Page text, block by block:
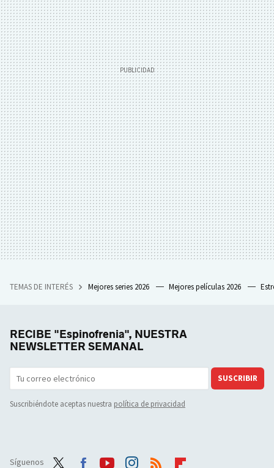
TEMAS DE INTERÉS Mejores series 2026 Mejores películas 2026
RECIBE "Espinofrenia", NUESTRA
NEWSLETTER SEMANAL
SUSCRIBIR
Suscribiéndote aceptas nuestra política de privacidad
Síguenos